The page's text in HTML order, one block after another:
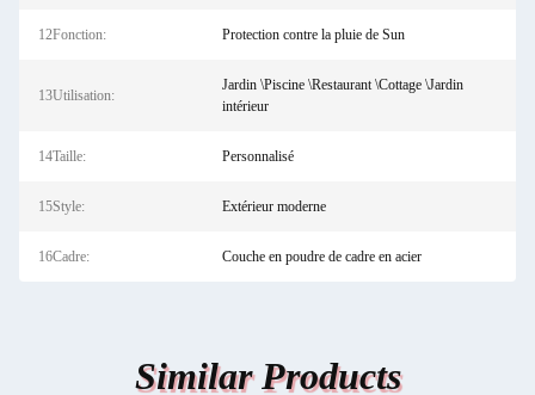
12Fonction: Protection contre la pluie de Sun
13Utilisation:
Jardin \Piscine \Restaurant \Cottage \Jardin
intérieur
14Taille: Personnalisé
15Style: Extérieur moderne
16Cadre: Couche en poudre de cadre en acier
Similar Products